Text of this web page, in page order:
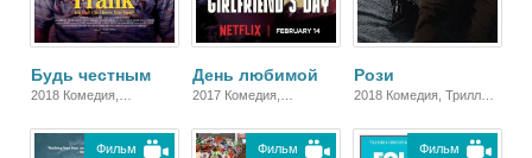
Будь честным
2018 Комедия,
День любимой
2017 Комедия,
Рози
2018 Комедия, Триллер,
Мелодрама
Фильм
Фильм Фильм